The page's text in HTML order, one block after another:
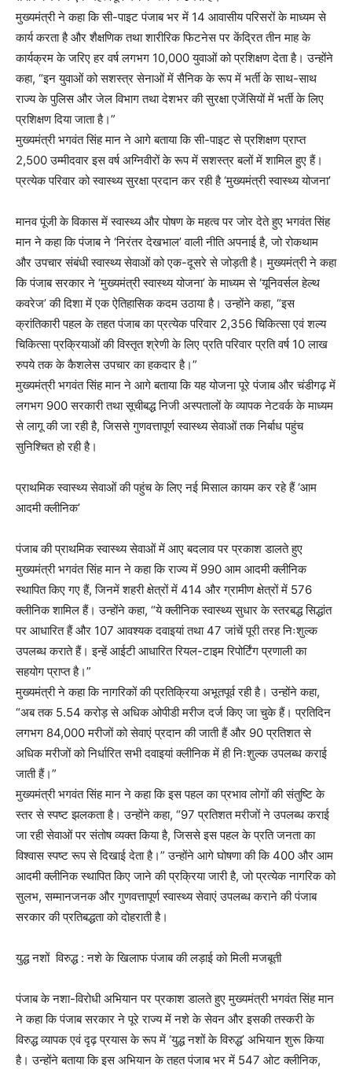
मुख्यमंत्री ने कहा कि सी-पाइट पंजाब भर में 14 आवासीय परिसरों के माध्यम से
कार्य करता है और शैक्षणिक तथा शारीरिक फिटनेस पर केंद्रित तीन माह के
कार्यक्रम के जरिए हर वर्ष लगभग 10,000 युवाओं को प्रशिक्षण देता है। उन्होंने
कहा, “इन युवाओं को सशस्त्र सेनाओं में सैनिक के रूप में भर्ती के साथ-साथ
राज्य के पुलिस और जेल विभाग तथा देशभर की सुरक्षा एजेंसियों में भर्ती के लिए
प्रशिक्षण दिया जाता है।”
मुख्यमंत्री भगवंत सिंह मान ने आगे बताया कि सी-पाइट से प्रशिक्षण प्राप्त
2,500 उम्मीदवार इस वर्ष अग्निवीरों के रूप में सशस्त्र बलों में शामिल हुए हैं।
प्रत्येक परिवार को स्वास्थ्य सुरक्षा प्रदान कर रही है ‘मुख्यमंत्री स्वास्थ्य योजना’
मानव पूंजी के विकास में स्वास्थ्य और पोषण के महत्व पर जोर देते हुए भगवंत सिंह
मान ने कहा कि पंजाब ने ‘निरंतर देखभाल’ वाली नीति अपनाई है, जो रोकथाम
और उपचार संबंधी स्वास्थ्य सेवाओं को एक-दूसरे से जोड़ती है। मुख्यमंत्री ने कहा
कि पंजाब सरकार ने ‘मुख्यमंत्री स्वास्थ्य योजना’ के माध्यम से ‘यूनिवर्सल हेल्थ
कवरेज’ की दिशा में एक ऐतिहासिक कदम उठाया है। उन्होंने कहा, “इस
क्रांतिकारी पहल के तहत पंजाब का प्रत्येक परिवार 2,356 चिकित्सा एवं शल्य
चिकित्सा प्रक्रियाओं की विस्तृत श्रेणी के लिए प्रति परिवार प्रति वर्ष 10 लाख
रुपये तक के कैशलेस उपचार का हकदार है।”
मुख्यमंत्री भगवंत सिंह मान ने आगे बताया कि यह योजना पूरे पंजाब और चंडीगढ़ में
लगभग 900 सरकारी तथा सूचीबद्ध निजी अस्पतालों के व्यापक नेटवर्क के माध्यम
से लागू की जा रही है, जिससे गुणवत्तापूर्ण स्वास्थ्य सेवाओं तक निर्बाध पहुंच
सुनिश्चित हो रही है।
प्राथमिक स्वास्थ्य सेवाओं की पहुंच के लिए नई मिसाल कायम कर रहे हैं ‘आम
आदमी क्लीनिक’
पंजाब की प्राथमिक स्वास्थ्य सेवाओं में आए बदलाव पर प्रकाश डालते हुए
मुख्यमंत्री भगवंत सिंह मान ने कहा कि राज्य में 990 आम आदमी क्लीनिक
स्थापित किए गए हैं, जिनमें शहरी क्षेत्रों में 414 और ग्रामीण क्षेत्रों में 576
क्लीनिक शामिल हैं। उन्होंने कहा, “ये क्लीनिक स्वास्थ्य सुधार के स्तरबद्ध सिद्धांत
पर आधारित हैं और 107 आवश्यक दवाइयां तथा 47 जांचें पूरी तरह निःशुल्क
उपलब्ध कराते हैं। इन्हें आईटी आधारित रियल-टाइम रिपोर्टिंग प्रणाली का
सहयोग प्राप्त है।”
मुख्यमंत्री ने कहा कि नागरिकों की प्रतिक्रिया अभूतपूर्व रही है। उन्होंने कहा,
“अब तक 5.54 करोड़ से अधिक ओपीडी मरीज दर्ज किए जा चुके हैं। प्रतिदिन
लगभग 84,000 मरीजों को सेवाएं प्रदान की जाती हैं और 90 प्रतिशत से
अधिक मरीजों को निर्धारित सभी दवाइयां क्लीनिक में ही निःशुल्क उपलब्ध कराई
जाती हैं।”
मुख्यमंत्री भगवंत सिंह मान ने कहा कि इस पहल का प्रभाव लोगों की संतुष्टि के
स्तर से स्पष्ट झलकता है। उन्होंने कहा, “97 प्रतिशत मरीजों ने उपलब्ध कराई
जा रही सेवाओं पर संतोष व्यक्त किया है, जिससे इस पहल के प्रति जनता का
विश्वास स्पष्ट रूप से दिखाई देता है।” उन्होंने आगे घोषणा की कि 400 और आम
आदमी क्लीनिक स्थापित किए जाने की प्रक्रिया जारी है, जो प्रत्येक नागरिक को
सुलभ, सम्मानजनक और गुणवत्तापूर्ण स्वास्थ्य सेवाएं उपलब्ध कराने की पंजाब
सरकार की प्रतिबद्धता को दोहराती है।
युद्ध नशों विरुद्ध : नशे के खिलाफ पंजाब की लड़ाई को मिली मजबूती
पंजाब के नशा-विरोधी अभियान पर प्रकाश डालते हुए मुख्यमंत्री भगवंत सिंह मान
ने कहा कि पंजाब सरकार ने पूरे राज्य में नशे के सेवन और इसकी तस्करी के
विरुद्ध व्यापक एवं दृढ़ प्रयास के रूप में ‘युद्ध नशों के विरुद्ध’ अभियान शुरू किया
है। उन्होंने बताया कि इस अभियान के तहत पंजाब भर में 547 ओट क्लीनिक,